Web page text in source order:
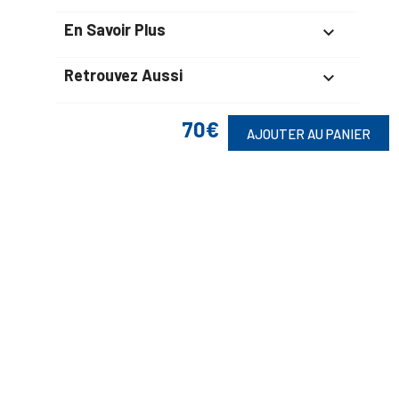
70€ AJOUTER AU PANIER
En Savoir Plus 
Retrouvez Aussi 